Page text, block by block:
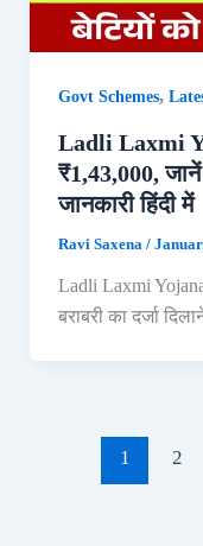
Govt Schemes,
Ladli Laxmi
₹1,43,000,
जानकारी हिंदी में
Ravi Saxena /
Ladli Laxmi
बराबरी का दर्जा
1 2